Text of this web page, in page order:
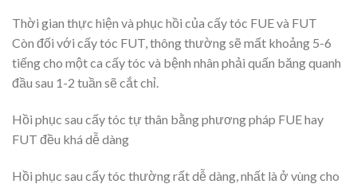
Thời gian thực hiện và phục hồi của cấy tóc FUE và FUT
Còn đối với cấy tóc FUT, thông thường sẽ mất khoảng 5-6
tiếng cho một ca cấy tóc và bệnh nhân phải quấn băng quanh
đầu sau 1-2 tuần sẽ cắt chỉ.
Hồi phục sau cấy tóc tự thân bằng phương pháp FUE hay
FUT đều khá dễ dàng
Hồi phục sau cấy tóc thường rất dễ dàng, nhất là ở vùng cho